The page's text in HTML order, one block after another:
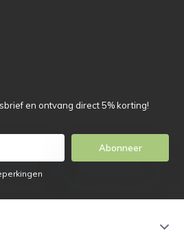
en ontvang direct 5% korting!
Abonneer